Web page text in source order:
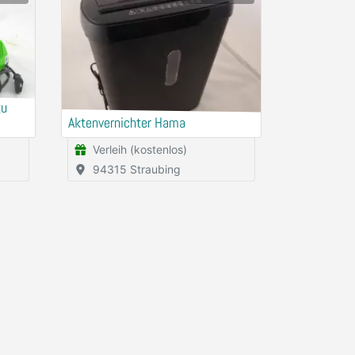
Aktenvernichter Hama
Verleih (kostenlos)
94315 Straubing